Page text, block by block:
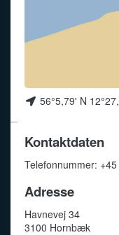
56°5,79' N
Kontaktdaten
Telefonnummer:
Adresse
Havnevej 34
3100 Hornbæk
Funkalphabet